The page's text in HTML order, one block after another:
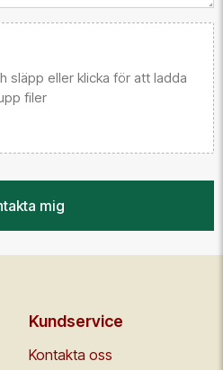
släpp eller klicka för att ladda
filer
mig
Kundservice
Kontakta oss